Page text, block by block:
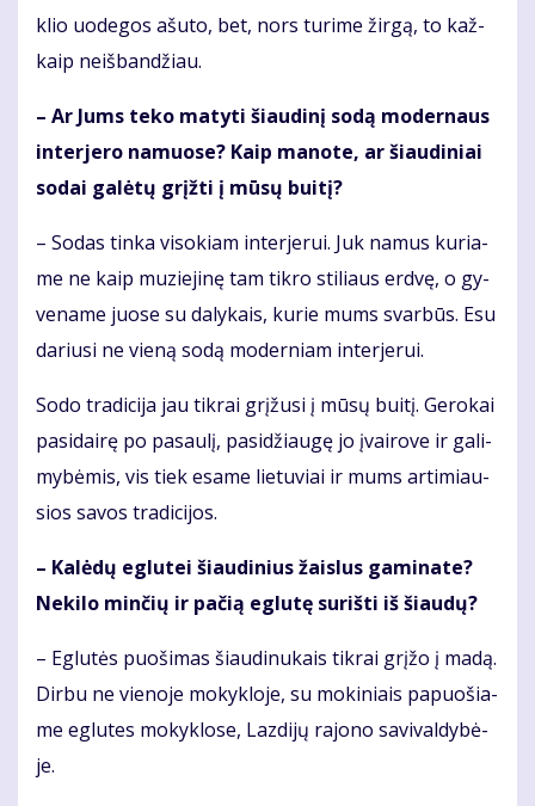
klio uo­de­gos ašu­to, bet, nors tu­ri­me žir­gą, to kaž­
kaip ne­iš­ban­džiau.
– Ar Jums te­ko ma­ty­ti šiau­di­nį so­dą mo­der­naus
in­ter­je­ro na­muo­se? Kaip ma­no­te, ar šiau­di­niai
so­dai ga­lė­tų grįž­ti į mū­sų bui­tį?
– So­das tin­ka vi­so­kiam in­ter­je­rui. Juk na­mus ku­ria­
me ne kaip mu­zie­ji­nę tam tik­ro sti­liaus erd­vę, o gy­
ve­na­me juo­se su da­ly­kais, ku­rie mums svar­būs. Esu
da­riu­si ne vie­ną so­dą mo­der­niam in­ter­je­rui.
So­do tra­di­ci­ja jau tik­rai grį­žu­si į mū­sų bui­tį. Ge­ro­kai
pa­si­dai­rę po pa­sau­lį, pa­si­džiau­gę jo įvai­ro­ve ir ga­li­
my­bė­mis, vis tiek esa­me lie­tu­viai ir mums ar­ti­miau­
sios sa­vos tra­di­ci­jos.
– Ka­lė­dų eg­lu­tei šiau­di­nius žais­lus ga­mi­na­te?
Ne­ki­lo min­čių ir pa­čią eg­lu­tę su­riš­ti iš šiau­dų?
– Eg­lu­tės puo­ši­mas šiau­di­nu­kais tik­rai grį­žo į ma­dą.
Dir­bu ne vie­no­je mo­kyk­lo­je, su mo­ki­niais pa­puo­šia­
me eg­lu­tes mo­kyk­lo­se, Laz­di­jų ra­jo­no sa­vi­val­dy­bė­
je.